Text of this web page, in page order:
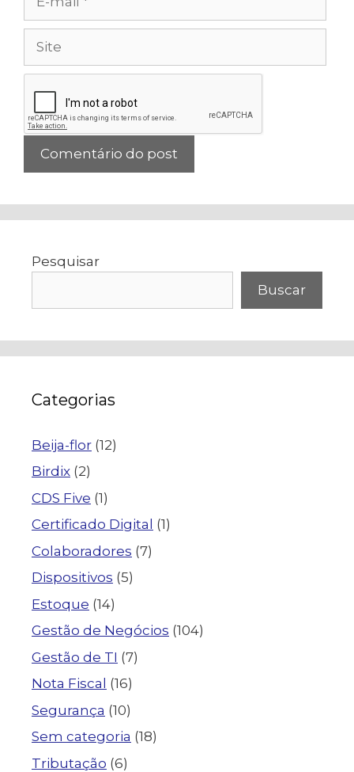
mail
Pesquisar
Buscar
Categorias
Beija-flor (12)
Birdix (2)
CDS Five (1)
Certificado Digital (1)
Colaboradores (7)
Dispositivos (5)
Estoque (14)
Gestão de Negócios (104)
Gestão de TI (7)
Nota Fiscal (16)
Segurança (10)
Sem categoria (18)
Tributação (6)